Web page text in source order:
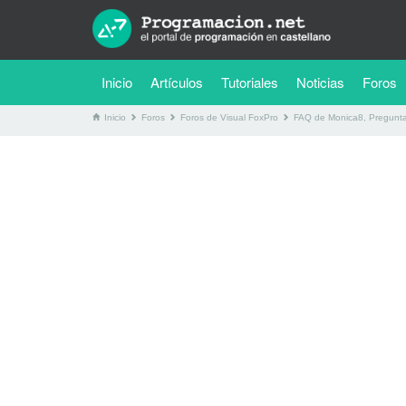
Inicio Artículos Tutoriales (current)
Noticias Foros
Inicio Foros Foros de Visual FoxPro FAQ de Monica8,